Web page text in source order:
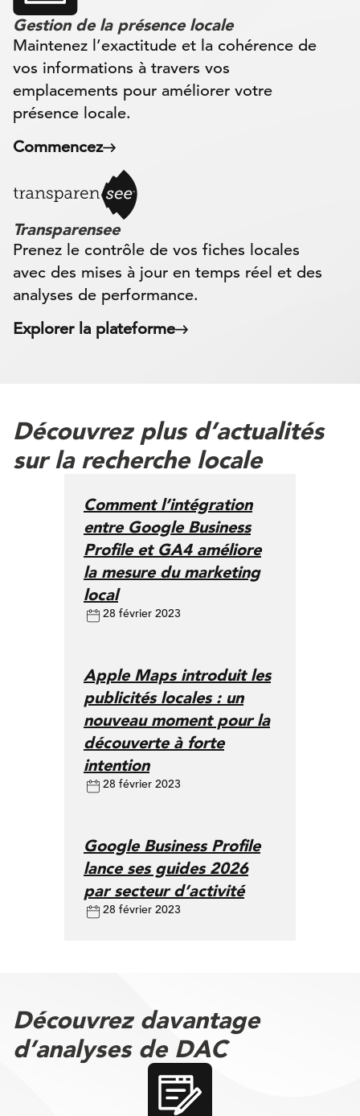
Gestion de la présence locale
Maintenez l’exactitude et la cohérence de
vos informations à travers vos
emplacements pour améliorer votre
présence locale.
Commencez
Transparensee
Prenez le contrôle de vos fiches locales
avec des mises à jour en temps réel et des
analyses de performance.
Explorer la plateforme
Découvrez plus d’actualités
sur la recherche locale
Comment l’intégration
entre Google Business
Profile et GA4 améliore
la mesure du marketing
local
28 février 2023
Apple Maps introduit les
publicités locales : un
nouveau moment pour la
découverte à forte
intention
28 février 2023
Google Business Profile
lance ses guides 2026
par secteur d’activité
28 février 2023
Découvrez davantage
d’analyses de DAC